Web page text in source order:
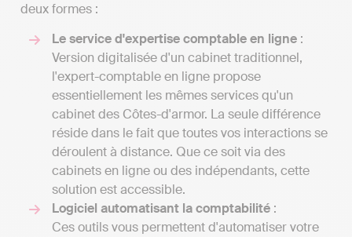
deux formes :
Le service d'expertise comptable en ligne :
Version digitalisée d'un cabinet traditionnel,
l'expert-comptable en ligne propose
essentiellement les mêmes services qu'un
cabinet des Côtes-d'armor. La seule différence
réside dans le fait que toutes vos interactions se
déroulent à distance. Que ce soit via des
cabinets en ligne ou des indépendants, cette
solution est accessible.
Logiciel automatisant la comptabilité :
Ces outils vous permettent d'automatiser votre